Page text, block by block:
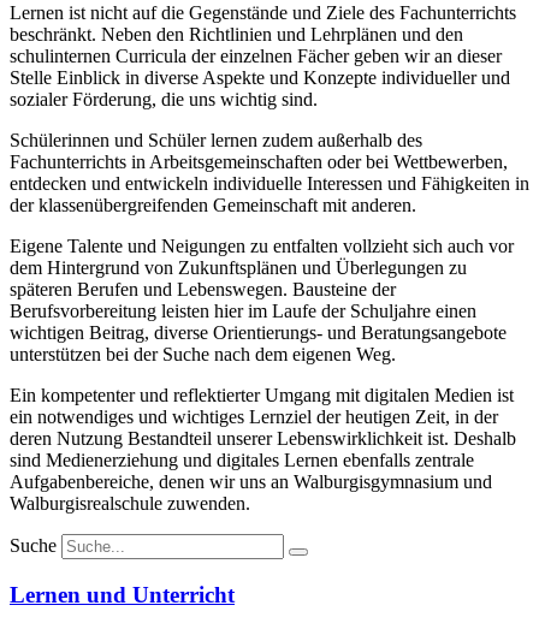
Lernen ist nicht auf die Gegenstände und Ziele des Fachunterrichts
beschränkt. Neben den Richtlinien und Lehrplänen und den
schulinternen Curricula der einzelnen Fächer geben wir an dieser
Stelle Einblick in diverse Aspekte und Konzepte individueller und
sozialer Förderung, die uns wichtig sind.
Schülerinnen und Schüler lernen zudem außerhalb des
Fachunterrichts in Arbeitsgemeinschaften oder bei Wettbewerben,
entdecken und entwickeln individuelle Interessen und Fähigkeiten in
der klassenübergreifenden Gemeinschaft mit anderen.
Eigene Talente und Neigungen zu entfalten vollzieht sich auch vor
dem Hintergrund von Zukunftsplänen und Überlegungen zu
späteren Berufen und Lebenswegen. Bausteine der
Berufsvorbereitung leisten hier im Laufe der Schuljahre einen
wichtigen Beitrag, diverse Orientierungs- und Beratungsangebote
unterstützen bei der Suche nach dem eigenen Weg.
Ein kompetenter und reflektierter Umgang mit digitalen Medien ist
ein notwendiges und wichtiges Lernziel der heutigen Zeit, in der
deren Nutzung Bestandteil unserer Lebenswirklichkeit ist. Deshalb
sind Medienerziehung und digitales Lernen ebenfalls zentrale
Aufgabenbereiche, denen wir uns an Walburgisgymnasium und
Walburgisrealschule zuwenden.
Suche
Lernen und Unterricht